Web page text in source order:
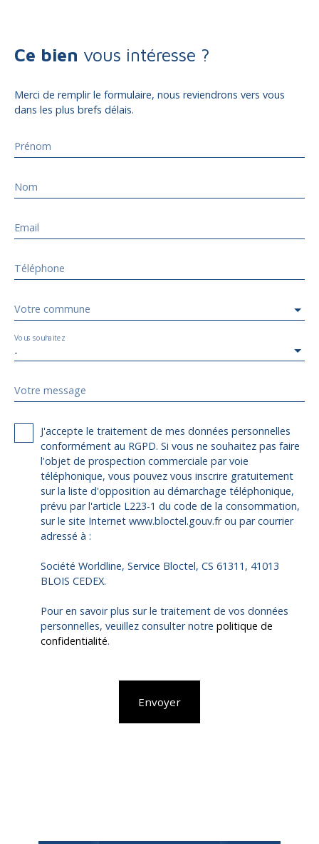
Ce bien vous intéresse ?
Merci de remplir le formulaire, nous reviendrons vers vous
dans les plus brefs délais.
Prénom
Nom
Email
Téléphone
Votre commune
-
Vous souhaitez
Votre message
J'accepte le traitement de mes données personnelles
conformément au RGPD. Si vous ne souhaitez pas faire
l'objet de prospection commerciale par voie
téléphonique, vous pouvez vous inscrire gratuitement
sur la liste d'opposition au démarchage téléphonique,
prévu par l'article L223-1 du code de la consommation,
sur le site Internet www.bloctel.gouv.fr ou par courrier
adressé à :
Société Worldline, Service Bloctel, CS 61311, 41013
BLOIS CEDEX.
Pour en savoir plus sur le traitement de vos données
personnelles, veuillez consulter notre politique de
confidentialité.
Envoyer